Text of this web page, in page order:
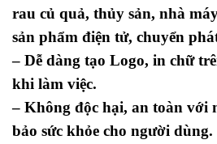
rau củ quả, thủy sản, nhà
sản phẩm điện tử, chuyển
– Dễ dàng tạo Logo, in chữ
khi làm việc.
– Không độc hại, an toàn với
bảo sức khỏe cho người dùng.